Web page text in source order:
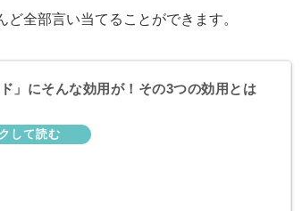
全部言い当てることができます。
」にそんな効用が！その3つの効用とは